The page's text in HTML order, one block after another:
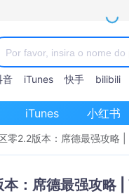
音 iTunes 快手 bilibili
iTunes 小红书
零2.2版本：席德最强攻略
：席德最强攻略